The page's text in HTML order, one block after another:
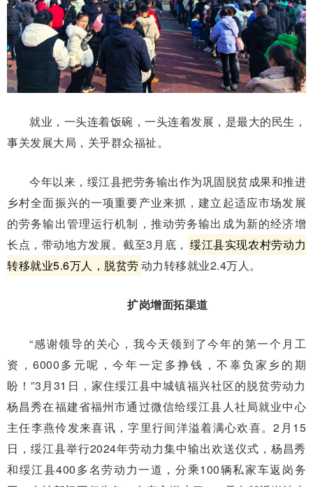
就业，一头连着饭碗，一头连着发展，是最大的民生，
事关发展大局，关乎群众福祉。
今年以来，绥江县把劳务输出作为巩固脱贫成果和推进
乡村全面振兴的一项重要产业来抓，建立起适应市场发展
的劳务输出管理运行机制，推动劳务输出成为新的经济增
长点，带动地方发展。截至3月底， 绥江县实现农村劳动力
转移就业5.6万人，脱贫劳动力转移就业2.4万人。
扩岗增面拓渠道
“感谢领导的关心，我今天领到了今年的第一个月工
资，6000多元呢，今年一定多挣钱，不辜负家乡的期
盼！”3月31日，家住绥江县中城镇福兴社区的脱贫劳动力
杨昌秀在福建省福州市通过微信给绥江县人社局就业中心
主任李燕伶发来喜讯，字里行间洋溢着满心欢喜。2月15
日，绥江县举行2024年劳动力集中输出欢送仪式，杨昌秀
和绥江县400多名劳动力一道，分乘100辆私家车返岗务